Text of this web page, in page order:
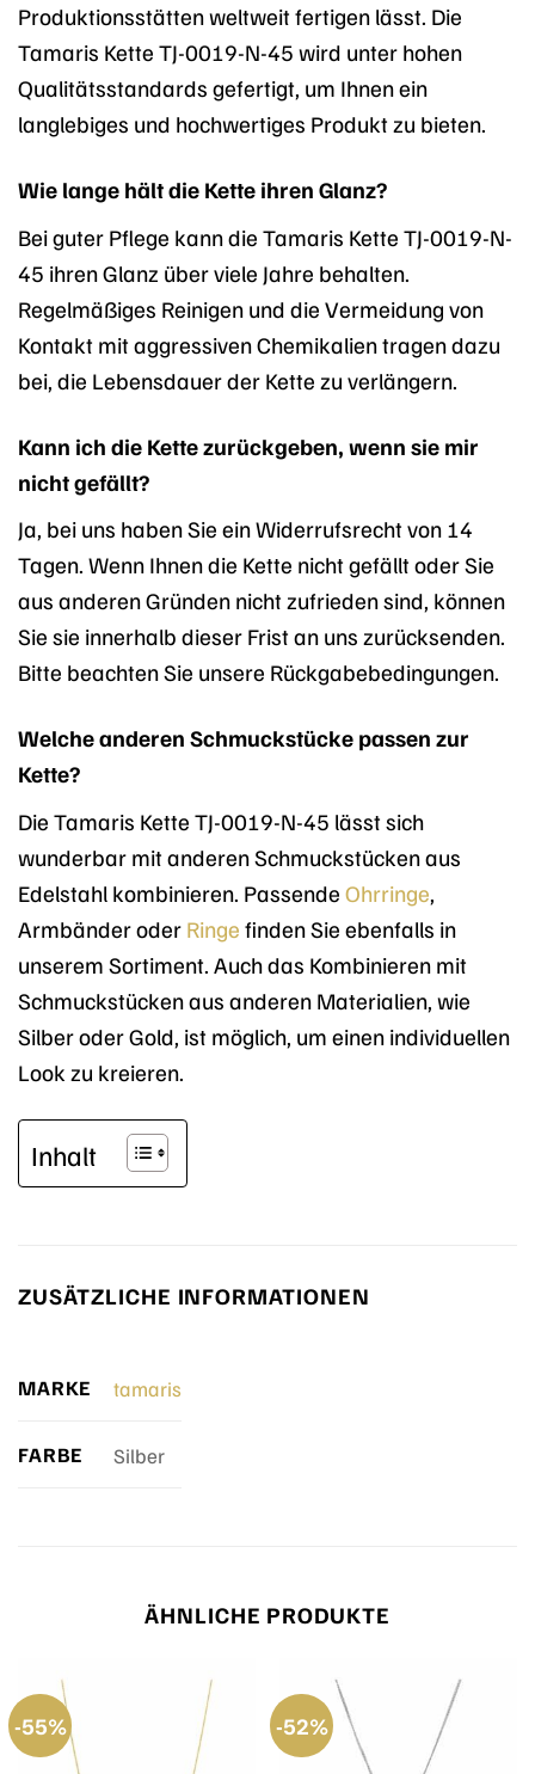
Produktionsstätten weltweit fertigen lässt. Die
Tamaris Kette TJ-0019-N-45 wird unter hohen
Qualitätsstandards gefertigt, um Ihnen ein
langlebiges und hochwertiges Produkt zu bieten.
Wie lange hält die Kette ihren Glanz?
Bei guter Pflege kann die Tamaris Kette TJ-0019-N-
45 ihren Glanz über viele Jahre behalten.
Regelmäßiges Reinigen und die Vermeidung von
Kontakt mit aggressiven Chemikalien tragen dazu
bei, die Lebensdauer der Kette zu verlängern.
Kann ich die Kette zurückgeben, wenn sie mir
nicht gefällt?
Ja, bei uns haben Sie ein Widerrufsrecht von 14
Tagen. Wenn Ihnen die Kette nicht gefällt oder Sie
aus anderen Gründen nicht zufrieden sind, können
Sie sie innerhalb dieser Frist an uns zurücksenden.
Bitte beachten Sie unsere Rückgabebedingungen.
Welche anderen Schmuckstücke passen zur
Kette?
Die Tamaris Kette TJ-0019-N-45 lässt sich
wunderbar mit anderen Schmuckstücken aus
Edelstahl kombinieren. Passende Ohrringe
Armbänder oder Ringe finden Sie ebenfalls in
unserem Sortiment. Auch das Kombinieren mit
Schmuckstücken aus anderen Materialien, wie
Silber oder Gold, ist möglich, um einen individuellen
Look zu kreieren.
Inhalt
ZUSÄTZLICHE INFORMATIONEN
MARKE tamaris
FARBE Silber
ÄHNLICHE PRODUKTE
-55% -52%